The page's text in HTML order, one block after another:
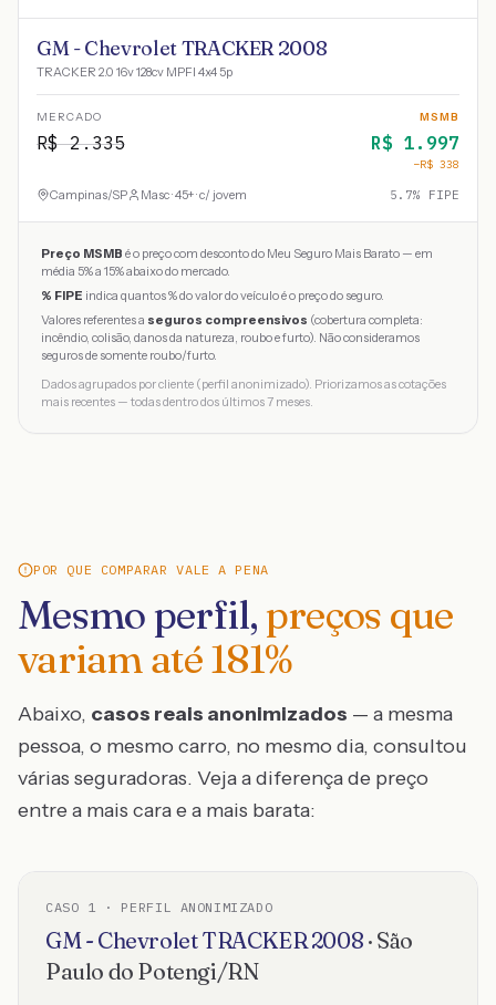
GM - Chevrolet TRACKER 2008
TRACKER 2.0 16v 128cv MPFI 4x4 5p
MERCADO
R$2.335
MSMB
R$ 1.997
−R$ 338
Campinas/SP Masc · 45+ · c/ jovem 5.7% FIPE
Preço MSMB é o preço com desconto do Meu Seguro Mais Barato — em
média 5% a 15% abaixo do mercado.
% FIPE indica quantos % do valor do veículo é o preço do seguro.
Valores referentes a seguros compreensivos (cobertura completa:
incêndio, colisão, danos da natureza, roubo e furto). Não consideramos
seguros de somente roubo/furto.
Dados agrupados por cliente (perfil anonimizado). Priorizamos as cotações
mais recentes — todas dentro dos últimos 7 meses.
POR QUE COMPARAR VALE A PENA
Mesmo perfil, preços que
variam até181%
Abaixo, casos reais anonimizados — a mesma
pessoa, o mesmo carro, no mesmo dia, consultou
várias seguradoras. Veja a diferença de preço
entre a mais cara e a mais barata:
CASO 1 · PERFIL ANONIMIZADO
GM - ChevroletTRACKER2008 · São
Paulo do Potengi/RN